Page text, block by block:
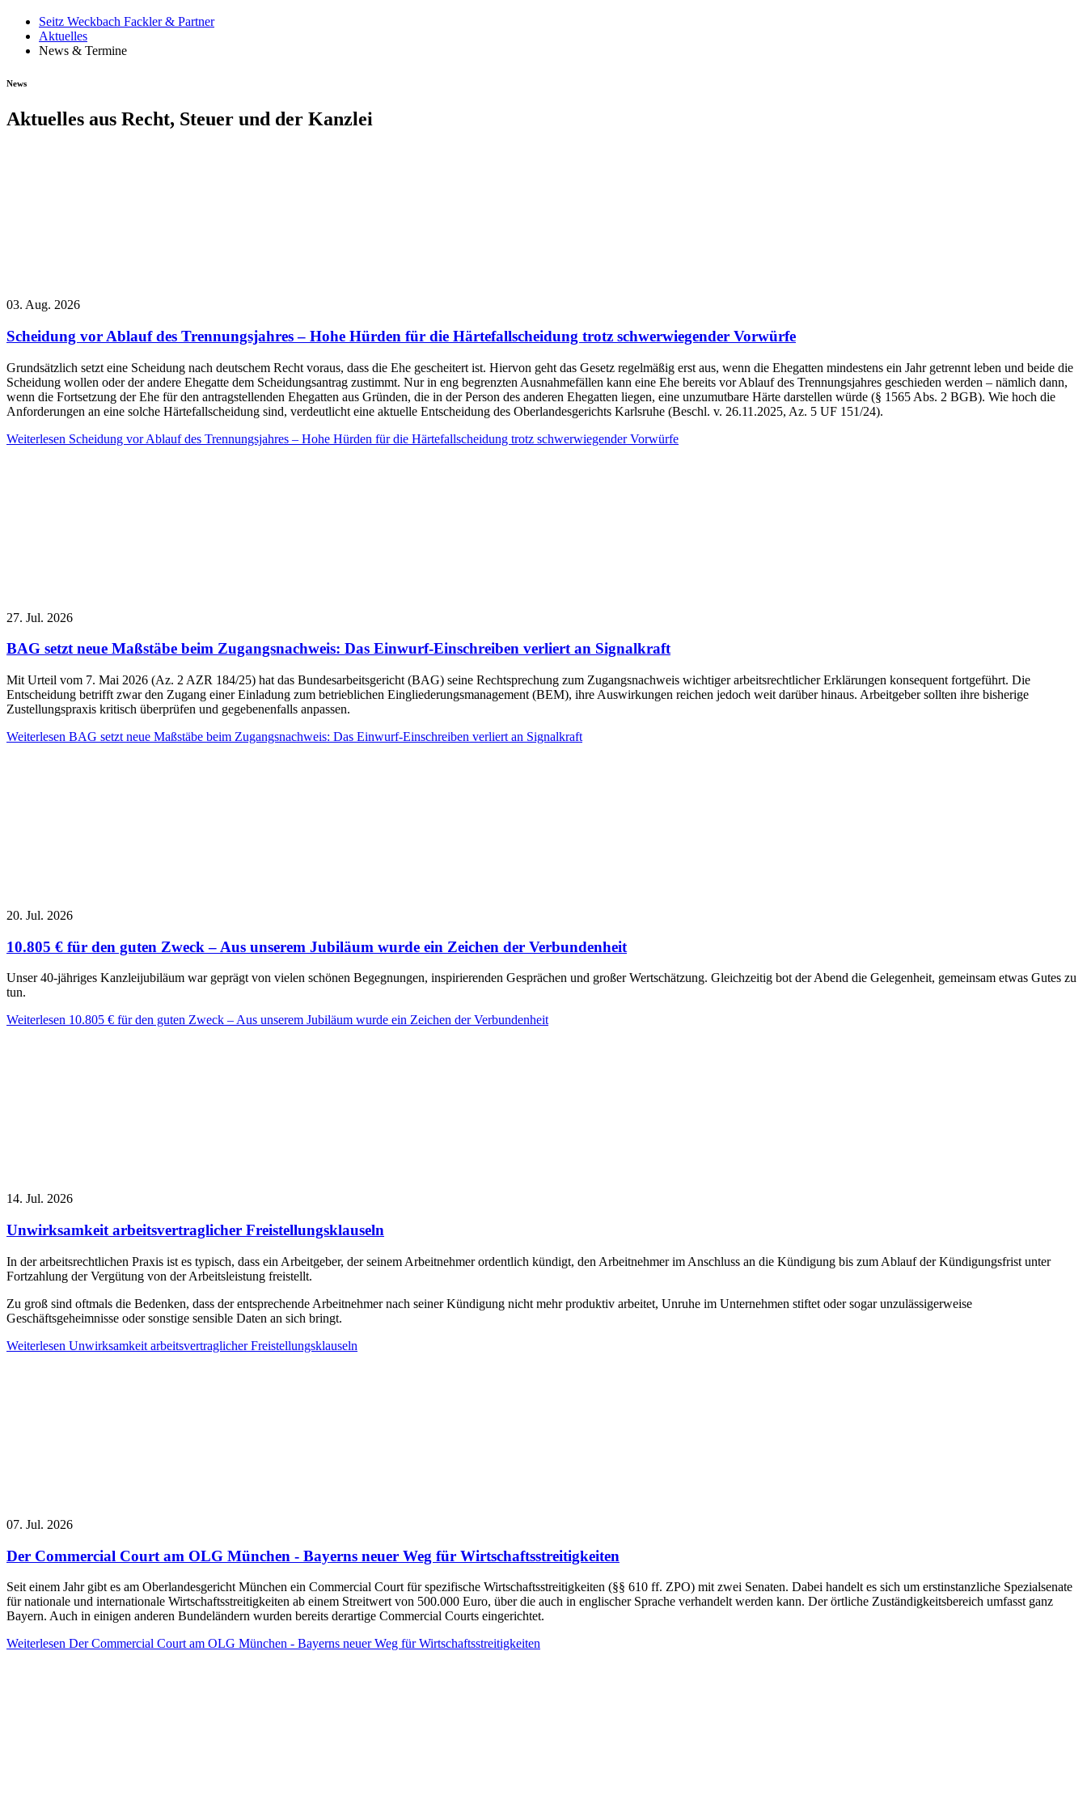
Seitz Weckbach Fackler & Partner
Aktuelles
News & Termine
News
Aktuelles aus Recht, Steuer und der Kanzlei
03. Aug. 2026
Scheidung vor Ablauf des Trennungsjahres – Hohe Hürden für die Härtefallscheidung trotz schwerwiegender Vorwürfe
Grundsätzlich setzt eine Scheidung nach deutschem Recht voraus, dass die Ehe gescheitert ist. Hiervon geht das Gesetz regelmäßig erst aus, wenn die Ehegatten mindestens ein Jahr getrennt leben und beide die
Scheidung wollen oder der andere Ehegatte dem Scheidungsantrag zustimmt. Nur in eng begrenzten Ausnahmefällen kann eine Ehe bereits vor Ablauf des Trennungsjahres geschieden werden – nämlich dann,
wenn die Fortsetzung der Ehe für den antragstellenden Ehegatten aus Gründen, die in der Person des anderen Ehegatten liegen, eine unzumutbare Härte darstellen würde (§ 1565 Abs. 2 BGB). Wie hoch die
Anforderungen an eine solche Härtefallscheidung sind, verdeutlicht eine aktuelle Entscheidung des Oberlandesgerichts Karlsruhe (Beschl. v. 26.11.2025, Az. 5 UF 151/24).
Weiterlesen Scheidung vor Ablauf des Trennungsjahres – Hohe Hürden für die Härtefallscheidung trotz schwerwiegender Vorwürfe
27. Jul. 2026
BAG setzt neue Maßstäbe beim Zugangsnachweis: Das Einwurf-Einschreiben verliert an Signalkraft
Mit Urteil vom 7. Mai 2026 (Az. 2 AZR 184/25) hat das Bundesarbeitsgericht (BAG) seine Rechtsprechung zum Zugangsnachweis wichtiger arbeitsrechtlicher Erklärungen konsequent fortgeführt. Die
Entscheidung betrifft zwar den Zugang einer Einladung zum betrieblichen Eingliederungsmanagement (BEM), ihre Auswirkungen reichen jedoch weit darüber hinaus. Arbeitgeber sollten ihre bisherige
Zustellungspraxis kritisch überprüfen und gegebenenfalls anpassen.
Weiterlesen BAG setzt neue Maßstäbe beim Zugangsnachweis: Das Einwurf-Einschreiben verliert an Signalkraft
20. Jul. 2026
10.805 € für den guten Zweck – Aus unserem Jubiläum wurde ein Zeichen der Verbundenheit
Unser 40-jähriges Kanzleijubiläum war geprägt von vielen schönen Begegnungen, inspirierenden Gesprächen und großer Wertschätzung. Gleichzeitig bot der Abend die Gelegenheit, gemeinsam etwas Gutes zu
tun.
Weiterlesen 10.805 € für den guten Zweck – Aus unserem Jubiläum wurde ein Zeichen der Verbundenheit
14. Jul. 2026
Unwirksamkeit arbeitsvertraglicher Freistellungsklauseln
In der arbeitsrechtlichen Praxis ist es typisch, dass ein Arbeitgeber, der seinem Arbeitnehmer ordentlich kündigt, den Arbeitnehmer im Anschluss an die Kündigung bis zum Ablauf der Kündigungsfrist unter
Fortzahlung der Vergütung von der Arbeitsleistung freistellt.
Zu groß sind oftmals die Bedenken, dass der entsprechende Arbeitnehmer nach seiner Kündigung nicht mehr produktiv arbeitet, Unruhe im Unternehmen stiftet oder sogar unzulässigerweise
Geschäftsgeheimnisse oder sonstige sensible Daten an sich bringt.
Weiterlesen Unwirksamkeit arbeitsvertraglicher Freistellungsklauseln
07. Jul. 2026
Der Commercial Court am OLG München - Bayerns neuer Weg für Wirtschaftsstreitigkeiten
Seit einem Jahr gibt es am Oberlandesgericht München ein Commercial Court für spezifische Wirtschaftsstreitigkeiten (§§ 610 ff. ZPO) mit zwei Senaten. Dabei handelt es sich um erstinstanzliche Spezialsenate
für nationale und internationale Wirtschaftsstreitigkeiten ab einem Streitwert von 500.000 Euro, über die auch in englischer Sprache verhandelt werden kann. Der örtliche Zuständigkeitsbereich umfasst ganz
Bayern. Auch in einigen anderen Bundeländern wurden bereits derartige Commercial Courts eingerichtet.
Weiterlesen Der Commercial Court am OLG München - Bayerns neuer Weg für Wirtschaftsstreitigkeiten